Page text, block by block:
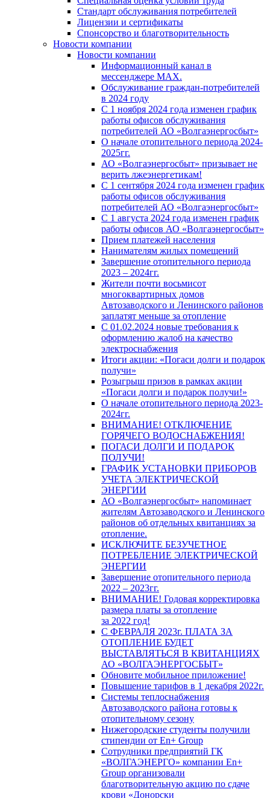
Стандарт обслуживания потребителей
Лицензии и сертификаты
Спонсорство и благотворительность
Новости компании
Новости компании
Информационный канал в
мессенджере MAX.
Обслуживание граждан-потребителей
в 2024 году
С 1 ноября 2024 года изменен график
работы офисов обслуживания
потребителей АО «Волгаэнергосбыт»
О начале отопительного периода 2024-
2025гг.
АО «Волгаэнергосбыт» призывает не
верить лжеэнергетикам!
С 1 сентября 2024 года изменен график
работы офисов обслуживания
потребителей АО «Волгаэнергосбыт»
С 1 августа 2024 года изменен график
работы офисов АО «Волгаэнергосбыт»
Прием платежей населения
Нанимателям жилых помещений
Завершение отопительного периода
2023 – 2024гг.
Жители почти восьмисот
многоквартирных домов
Автозаводского и Ленинского районов
заплатят меньше за отопление
С 01.02.2024 новые требования к
оформлению жалоб на качество
электроснабжения
Итоги акции: «Погаси долги и подарок
получи»
Розыгрыш призов в рамках акции
«Погаси долги и подарок получи!»
О начале отопительного периода 2023-
2024гг.
ВНИМАНИЕ! ОТКЛЮЧЕНИЕ
ГОРЯЧЕГО ВОДОСНАБЖЕНИЯ!
ПОГАСИ ДОЛГИ И ПОДАРОК
ПОЛУЧИ!
ГРАФИК УСТАНОВКИ ПРИБОРОВ
УЧЕТА ЭЛЕКТРИЧЕСКОЙ
ЭНЕРГИИ
АО «Волгаэнергосбыт» напоминает
жителям Автозаводского и Ленинского
районов об отдельных квитанциях за
отопление.
ИСКЛЮЧИТЕ БЕЗУЧЕТНОЕ
ПОТРЕБЛЕНИЕ ЭЛЕКТРИЧЕСКОЙ
ЭНЕРГИИ
Завершение отопительного периода
2022 – 2023гг.
ВНИМАНИЕ! Годовая корректировка
размера платы за отопление
за 2022 год!
С ФЕВРАЛЯ 2023г. ПЛАТА ЗА
ОТОПЛЕНИЕ БУДЕТ
ВЫСТАВЛЯТЬСЯ В КВИТАНЦИЯХ
АО «ВОЛГАЭНЕРГОСБЫТ»
Обновите мобильное приложение!
Повышение тарифов в 1 декабря 2022г.
Системы теплоснабжения
Автозаводского района готовы к
отопительному сезону
Нижегородские студенты получили
стипендии от En+ Group
Сотрудники предприятий ГК
«ВОЛГАЭНЕРГО» компании En+
Group организовали
благотворительную акцию по сдаче
крови «Донорски